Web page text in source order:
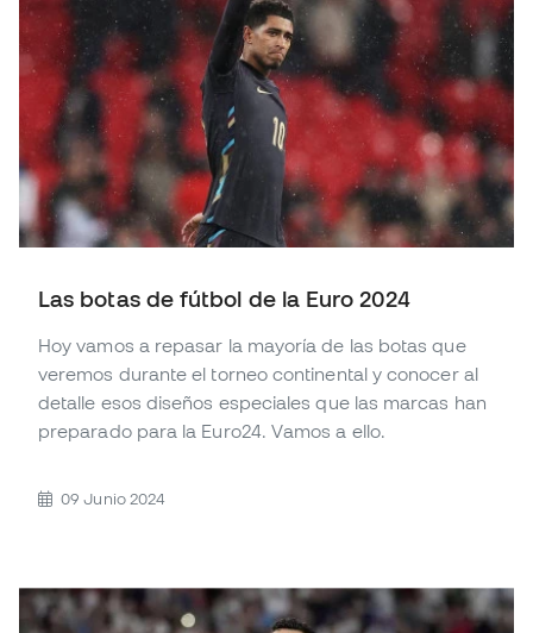
Las botas de fútbol de la Euro 2024
Hoy vamos a repasar la mayoría de las botas que
veremos durante el torneo continental y conocer al
detalle esos diseños especiales que las marcas han
preparado para la Euro24. Vamos a ello.
09 Junio 2024